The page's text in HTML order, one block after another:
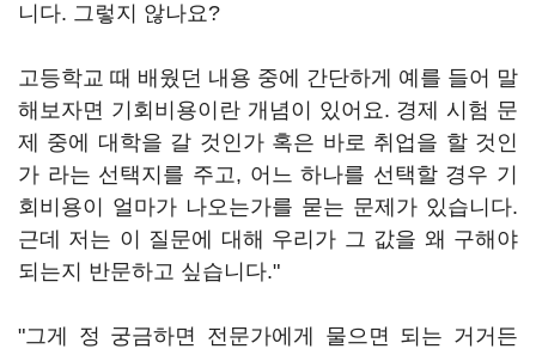
니다. 그렇지 않나요?
고등학교 때 배웠던 내용 중에 간단하게 예를 들어 말
해보자면 기회비용이란 개념이 있어요. 경제 시험 문
제 중에 대학을 갈 것인가 혹은 바로 취업을 할 것인
가 라는 선택지를 주고, 어느 하나를 선택할 경우 기
회비용이 얼마가 나오는가를 묻는 문제가 있습니다.
근데 저는 이 질문에 대해 우리가 그 값을 왜 구해야
되는지 반문하고 싶습니다."
"그게 정 궁금하면 전문가에게 물으면 되는 거거든